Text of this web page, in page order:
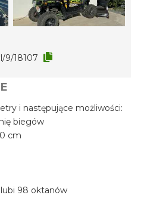
9/18107
i następujące możliwości:
biegów
cm
98 oktanów